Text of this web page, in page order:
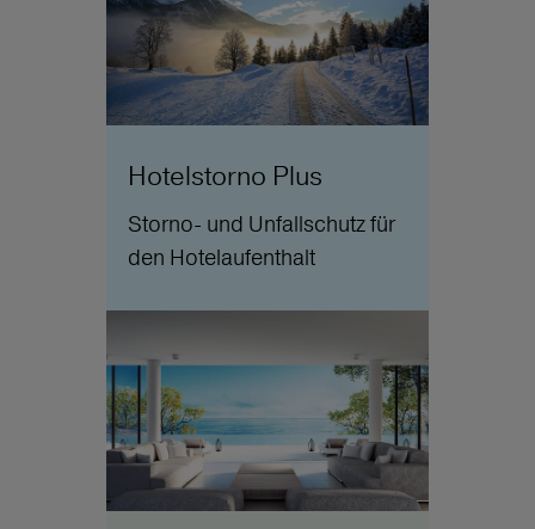
Hotelstorno Plus
Storno- und Unfallschutz für
den Hotelaufenthalt